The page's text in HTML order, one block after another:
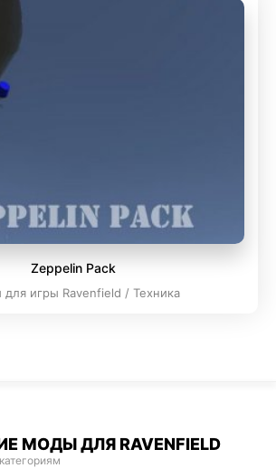
Zeppelin Pack
игры Ravenfield / Техника
МОДЫ ДЛЯ RAVENFIELD